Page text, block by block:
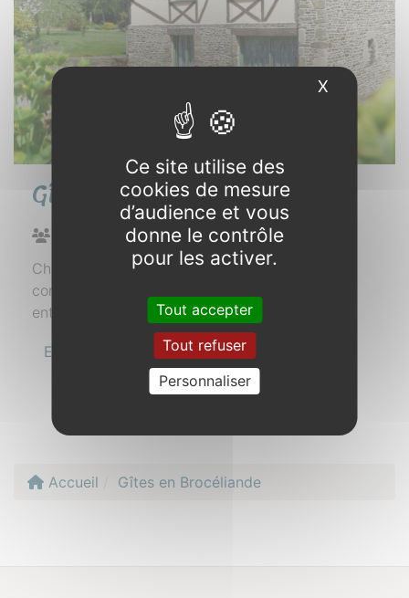
Gîte « Colombe »
10 personnes
Charmante maison de vacances, cosy et
conviviale, idéale pour un séjour en famille ou
entre amis.
En savoir plus
Accueil Gîtes en Brocéliande
Ce site utilise des
cookies de mesure
d’audience et vous
donne le contrôle
pour les activer.
Tout accepter
Tout refuser
Personnaliser
X Masquer